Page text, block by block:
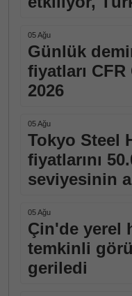
05 Ağu
Günlük
fiyatları
2026
05 Ağu
Tokyo Steel
fiyatlarını
seviyesinin
05 Ağu
Çin'de yerel
temkinli
geriledi